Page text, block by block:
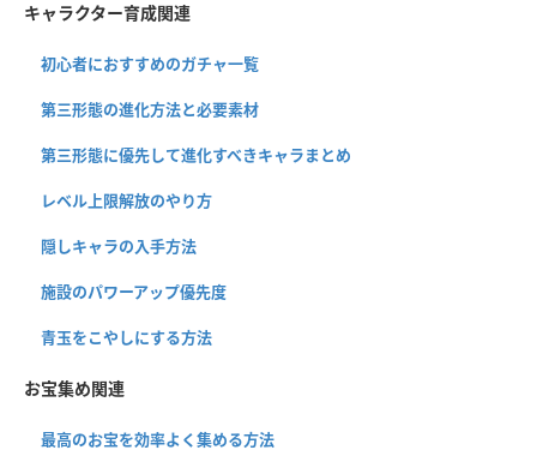
キャラクター育成関連
初心者におすすめのガチャ一覧
第三形態の進化方法と必要素材
第三形態に優先して進化すべきキャラまとめ
レベル上限解放のやり方
隠しキャラの入手方法
施設のパワーアップ優先度
青玉をこやしにする方法
お宝集め関連
最高のお宝を効率よく集める方法